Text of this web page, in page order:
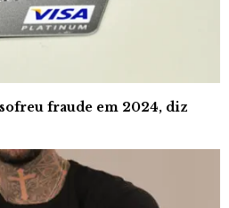
fraude em 2024, diz